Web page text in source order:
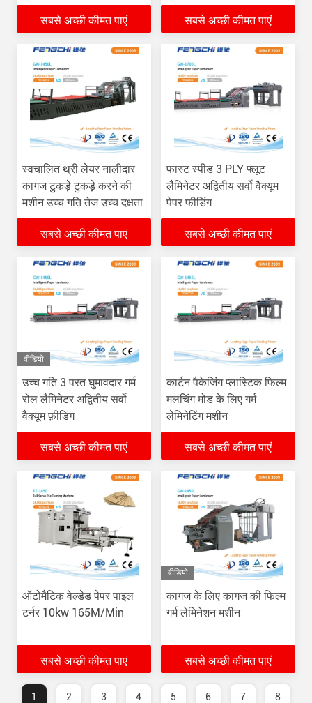
सबसे अच्छी कीमत पाएं सबसे अच्छी कीमत पाएं
स्वचालित थ्री लेयर नालीदार
कागज टुकड़े टुकड़े करने की
मशीन उच्च गति तेज उच्च दक्षता
सबसे अच्छी कीमत पाएं
फास्ट स्पीड 3 PLY फ्लूट
लैमिनेटर अद्वितीय सर्वो वैक्यूम
पेपर फीडिंग
सबसे अच्छी कीमत पाएं
वीडियो
उच्च गति 3 परत घुमावदार गर्म
रोल लैमिनेटर अद्वितीय सर्वो
वैक्यूम फ़ीडिंग
सबसे अच्छी कीमत पाएं
कार्टन पैकेजिंग प्लास्टिक फिल्म
मलचिंग मोड के लिए गर्म
लेमिनेटिंग मशीन
सबसे अच्छी कीमत पाएं
ऑटोमैटिक वेल्डेड पेपर पाइल
टर्नर 10kw 165M/Min
सबसे अच्छी कीमत पाएं
वीडियो
कागज के लिए कागज की फिल्म
गर्म लेमिनेशन मशीन
सबसे अच्छी कीमत पाएं
1 2 3 4 5 6 7 8